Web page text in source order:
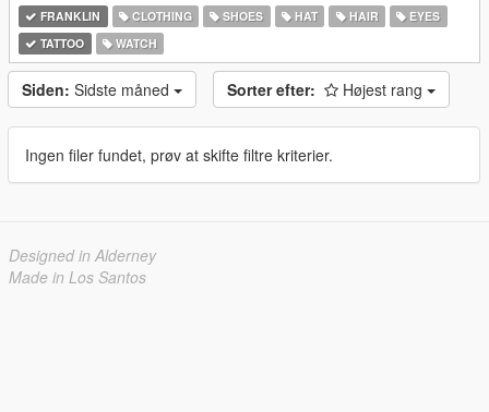
FRANKLIN CLOTHING SHOES HAT HAIR
EYES
TATTOO
WATCH
Siden: Sidste måned Sorter efter: Højest rang
Ingen filer fundet, prøv at skifte filtre kriterier.
Designed in Alderney
Made in Los Santos